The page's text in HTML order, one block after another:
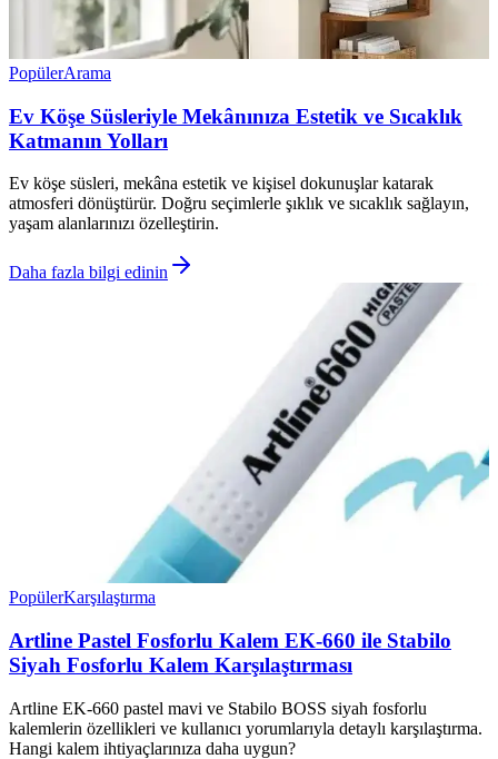
PopülerArama
Ev Köşe Süsleriyle Mekânınıza Estetik ve Sıcaklık
Katmanın Yolları
Ev köşe süsleri, mekâna estetik ve kişisel dokunuşlar katarak
atmosferi dönüştürür. Doğru seçimlerle şıklık ve sıcaklık sağlayın,
yaşam alanlarınızı özelleştirin.
Daha fazla bilgi edinin
PopülerKarşılaştırma
Artline Pastel Fosforlu Kalem EK-660 ile Stabilo
Siyah Fosforlu Kalem Karşılaştırması
Artline EK-660 pastel mavi ve Stabilo BOSS siyah fosforlu
kalemlerin özellikleri ve kullanıcı yorumlarıyla detaylı karşılaştırma.
Hangi kalem ihtiyaçlarınıza daha uygun?